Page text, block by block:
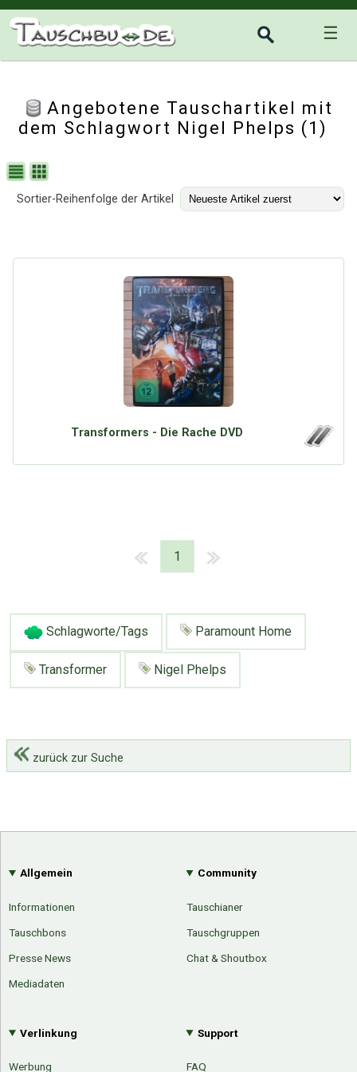
☰
Angebotene Tauschartikel mit
dem Schlagwort Nigel Phelps (1)
Sortier-Reihenfolge der Artikel
Transformers - Die Rache DVD
1
Schlagworte/Tags Paramount Home
Transformer Nigel Phelps
zurück zur Suche
Allgemein
Informationen
Tauschbons
Presse News
Mediadaten
Community
Tauschianer
Tauschgruppen
Chat & Shoutbox
Verlinkung
Werbung
Support
FAQ